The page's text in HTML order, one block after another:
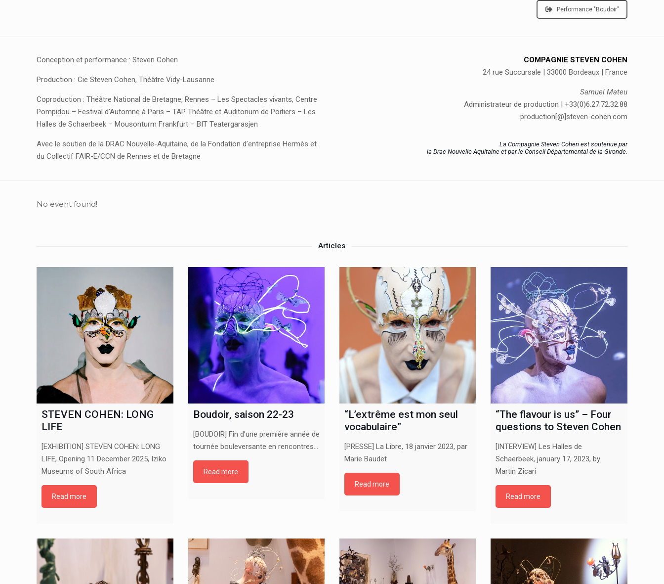
Performance "Boudoir"
Conception et performance : Steven Cohen
Production : Cie Steven Cohen, Théâtre Vidy-Lausanne
Coproduction : Théâtre National de Bretagne, Rennes – Les Spectacles vivants, Centre
Pompidou – Festival d’Automne à Paris – TAP Théâtre et Auditorium de Poitiers – Les
Halles de Schaerbeek – Mousonturm Frankfurt – BIT Teatergarasjen
Avec le soutien de la DRAC Nouvelle-Aquitaine, de la Fondation d’entreprise Hermès et
du Collectif FAIR-E/CCN de Rennes et de Bretagne
COMPAGNIE STEVEN COHEN
24 rue Succursale | 33000 Bordeaux | France
Samuel Mateu
Administrateur de production | +33(0)6.27.72.32.88
production[@]steven-cohen.com
La Compagnie Steven Cohen est soutenue par
la Drac Nouvelle-Aquitaine et par le Conseil Départemental de la Gironde.
No event found!
Articles
STEVEN COHEN: LONG
LIFE
[EXHIBITION] STEVEN COHEN: LONG
LIFE, Opening 11 December 2025, Iziko
Museums of South Africa
Read more
Boudoir, saison 22-23
[BOUDOIR] Fin d’une première année de
tournée bouleversante en rencontres…
Read more
“L’extrême est mon seul
vocabulaire”
[PRESSE] La Libre, 18 janvier 2023, par
Marie Baudet
Read more
“The flavour is us” – Four
questions to Steven Cohen
[INTERVIEW] Les Halles de
Schaerbeek, january 17, 2023, by
Martin Zicari
Read more